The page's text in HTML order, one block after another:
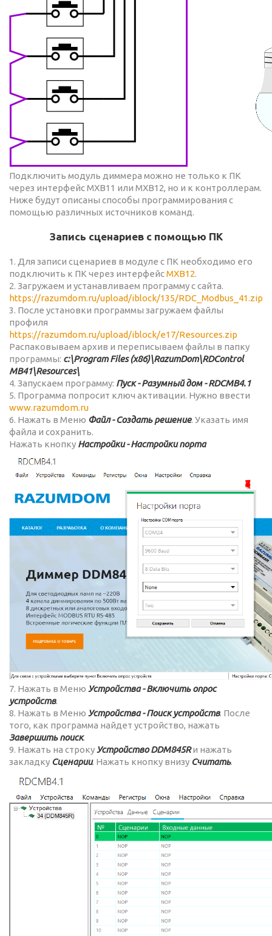
Подключить модуль диммера можно не только к ПК
через интерфейс MXB11 или MXB12, но и к контроллерам.
Ниже будут описаны способы программирования с
помощью различных источников команд.
Запись сценариев с помощью ПК
1. Для записи сценариев в модуле с ПК необходимо его
подключить к ПК через интерфейсMXB12.
2. Загружаем и устанавливаем программу с сайта.
https://razumdom.ru/upload/iblock/135/RDC_Modbus_41.zip
3. После установки программы загружаем файлы
профиля
https://razumdom.ru/upload/iblock/e17/Resources.zip
Распаковываем архив и переписываем файлы в папку
программы: c:\Program Files (x86)\RazumDom\RDControl
MB41\Resources\
4. Запускаем программу: Пуск - Разумный дом - RDCMB4.1
5. Программа попросит ключ активации. Нужно ввести
www.razumdom.ru
6. Нажать в Меню Файл - Создать решение. Указать имя
файла и сохранить.
Нажать кнопку Настройки - Настройки порта
7. Нажать в Меню Устройства - Включить опрос
устройств.
8. Нажать в Меню Устройства - Поиск устройств. После
того, как программа найдет устройство, нажать
Завершить поиск.
9. Нажать на строкуУстройство DDM845Rи нажать
закладку Сценарии. Нажать кнопку внизу Считать.